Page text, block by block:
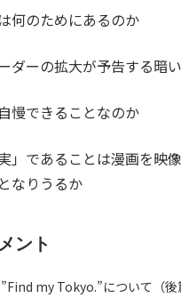
何のためにあるのか
ダーの拡大が予告する暗
慢できることなのか
」であることは漫画を映
なりうるか
ント
my Tokyo.”について（後